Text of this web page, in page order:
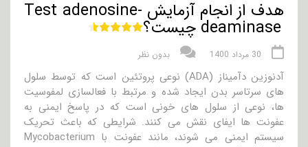
هدف از انجام آزمایش Test adenosine-
deaminase چیست؟
30 مرداد 1400 بدون نظر
آدنوزین دآمیناز (ADA) نوعی پروتئین است که توسط سلول
های سرتاسر بدن ایجاد شده و مرتبط با فعالسازی لمفوسیت
ها، نوعی از سلول های خونی است که در پاسخ ایمنی به
عفونت ها ایفای نقش می کنند. شرایطی که باعث تحریک
سیستم ایمنی می شوند، مانند عفونت با Mycobacterium